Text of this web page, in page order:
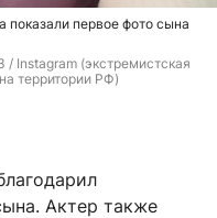
показали первое фото сына
Instagram (экстремистская
территории РФ)
Актер также